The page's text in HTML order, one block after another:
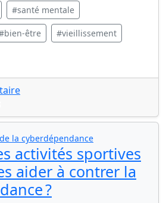
#santé mentale
être #vieillissement
la cyberdépendance
activités sportives
aider à contrer la
?